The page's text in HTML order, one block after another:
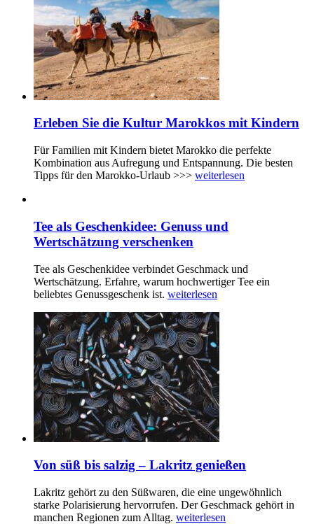
Erleben Sie die Kultur Marokkos mit Kindern
Für Familien mit Kindern bietet Marokko die perfekte
Kombination aus Aufregung und Entspannung. Die besten
Tipps für den Marokko-Urlaub >>> weiterlesen
Tee als Geschenkidee: Genuss und
Wertschätzung verschenken
Tee als Geschenkidee verbindet Geschmack und
Wertschätzung. Erfahre, warum hochwertiger Tee ein
beliebtes Genussgeschenk ist. weiterlesen
Von süß bis salzig – Lakritz genießen
Lakritz gehört zu den Süßwaren, die eine ungewöhnlich
starke Polarisierung hervorrufen. Der Geschmack gehört in
manchen Regionen zum Alltag. weiterlesen